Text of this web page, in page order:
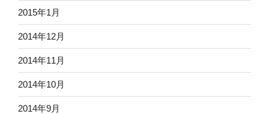
2015年1月
2014年12月
2014年11月
2014年10月
2014年9月